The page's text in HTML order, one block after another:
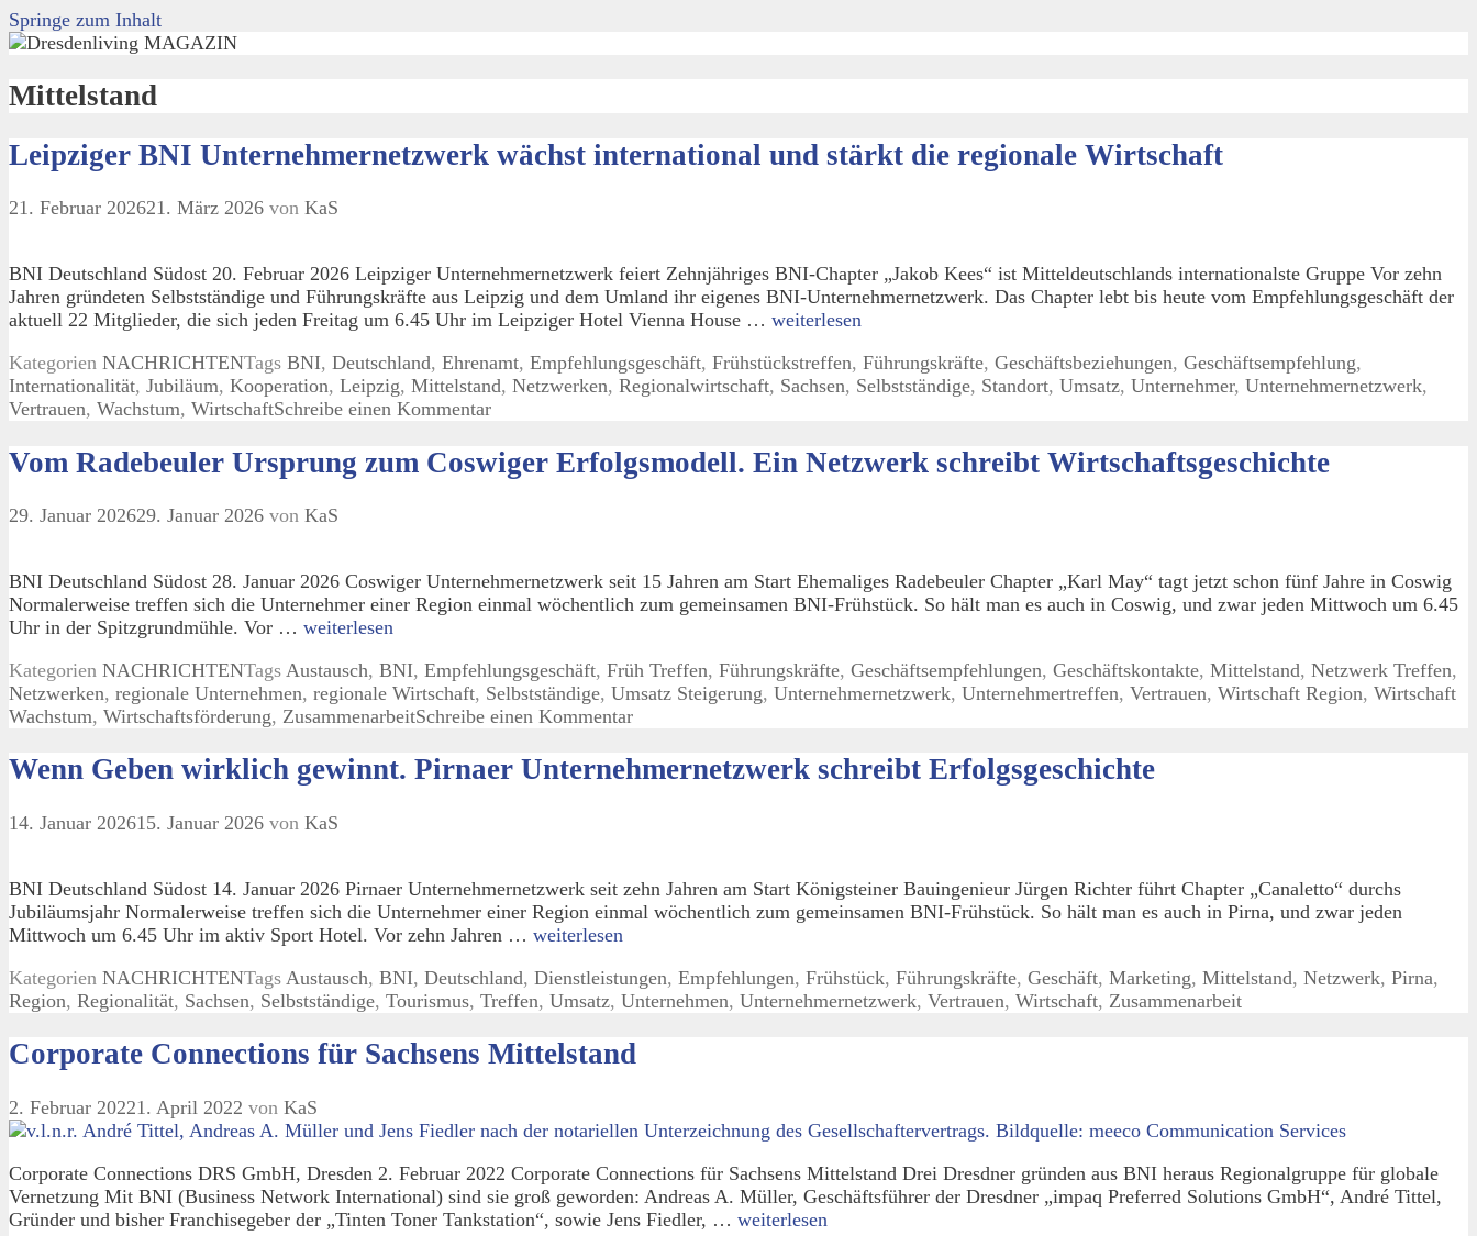
Springe zum Inhalt
Mittelstand
Leipziger BNI Unternehmernetzwerk wächst international und stärkt die regionale Wirtschaft
21. Februar 202621. März 2026 von KaS
BNI Deutschland Südost 20. Februar 2026 Leipziger Unternehmernetzwerk feiert Zehnjähriges BNI-Chapter „Jakob Kees“ ist Mitteldeutschlands internationalste Gruppe Vor zehn
Jahren gründeten Selbstständige und Führungskräfte aus Leipzig und dem Umland ihr eigenes BNI-Unternehmernetzwerk. Das Chapter lebt bis heute vom Empfehlungsgeschäft der
aktuell 22 Mitglieder, die sich jeden Freitag um 6.45 Uhr im Leipziger Hotel Vienna House … weiterlesen
Kategorien NACHRICHTENTags BNI, Deutschland, Ehrenamt, Empfehlungsgeschäft, Frühstückstreffen, Führungskräfte, Geschäftsbeziehungen, Geschäftsempfehlung,
Internationalität, Jubiläum, Kooperation, Leipzig, Mittelstand, Netzwerken, Regionalwirtschaft, Sachsen, Selbstständige, Standort, Umsatz, Unternehmer, Unternehmernetzwerk,
Vertrauen, Wachstum, WirtschaftSchreibe einen Kommentar
Vom Radebeuler Ursprung zum Coswiger Erfolgsmodell. Ein Netzwerk schreibt Wirtschaftsgeschichte
29. Januar 202629. Januar 2026 von KaS
BNI Deutschland Südost 28. Januar 2026 Coswiger Unternehmernetzwerk seit 15 Jahren am Start Ehemaliges Radebeuler Chapter „Karl May“ tagt jetzt schon fünf Jahre in Coswig
Normalerweise treffen sich die Unternehmer einer Region einmal wöchentlich zum gemeinsamen BNI-Frühstück. So hält man es auch in Coswig, und zwar jeden Mittwoch um 6.45
Uhr in der Spitzgrundmühle. Vor … weiterlesen
Kategorien NACHRICHTENTags Austausch, BNI, Empfehlungsgeschäft, Früh Treffen, Führungskräfte, Geschäftsempfehlungen, Geschäftskontakte, Mittelstand, Netzwerk Treffen,
Netzwerken, regionale Unternehmen, regionale Wirtschaft, Selbstständige, Umsatz Steigerung, Unternehmernetzwerk, Unternehmertreffen, Vertrauen, Wirtschaft Region, Wirtschaft
Wachstum, Wirtschaftsförderung, ZusammenarbeitSchreibe einen Kommentar
Wenn Geben wirklich gewinnt. Pirnaer Unternehmernetzwerk schreibt Erfolgsgeschichte
14. Januar 202615. Januar 2026 von KaS
BNI Deutschland Südost 14. Januar 2026 Pirnaer Unternehmernetzwerk seit zehn Jahren am Start Königsteiner Bauingenieur Jürgen Richter führt Chapter „Canaletto“ durchs
Jubiläumsjahr Normalerweise treffen sich die Unternehmer einer Region einmal wöchentlich zum gemeinsamen BNI-Frühstück. So hält man es auch in Pirna, und zwar jeden
Mittwoch um 6.45 Uhr im aktiv Sport Hotel. Vor zehn Jahren … weiterlesen
Kategorien NACHRICHTENTags Austausch, BNI, Deutschland, Dienstleistungen, Empfehlungen, Frühstück, Führungskräfte, Geschäft, Marketing, Mittelstand, Netzwerk, Pirna,
Region, Regionalität, Sachsen, Selbstständige, Tourismus, Treffen, Umsatz, Unternehmen, Unternehmernetzwerk, Vertrauen, Wirtschaft, Zusammenarbeit
Corporate Connections für Sachsens Mittelstand
2. Februar 20221. April 2022 von KaS
Corporate Connections DRS GmbH, Dresden 2. Februar 2022 Corporate Connections für Sachsens Mittelstand Drei Dresdner gründen aus BNI heraus Regionalgruppe für globale
Vernetzung Mit BNI (Business Network International) sind sie groß geworden: Andreas A. Müller, Geschäftsführer der Dresdner „impaq Preferred Solutions GmbH“, André Tittel,
Gründer und bisher Franchisegeber der „Tinten Toner Tankstation“, sowie Jens Fiedler, … weiterlesen